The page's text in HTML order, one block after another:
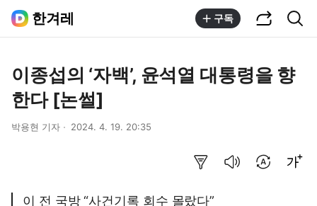
한겨레 구독
이종섭의 ‘자백’, 윤석열 대통령을 향
한다 [논썰]
박용현 기자 2024. 4. 19. 20:35
이 전 국방 “사건기록 회수 몰랐다”